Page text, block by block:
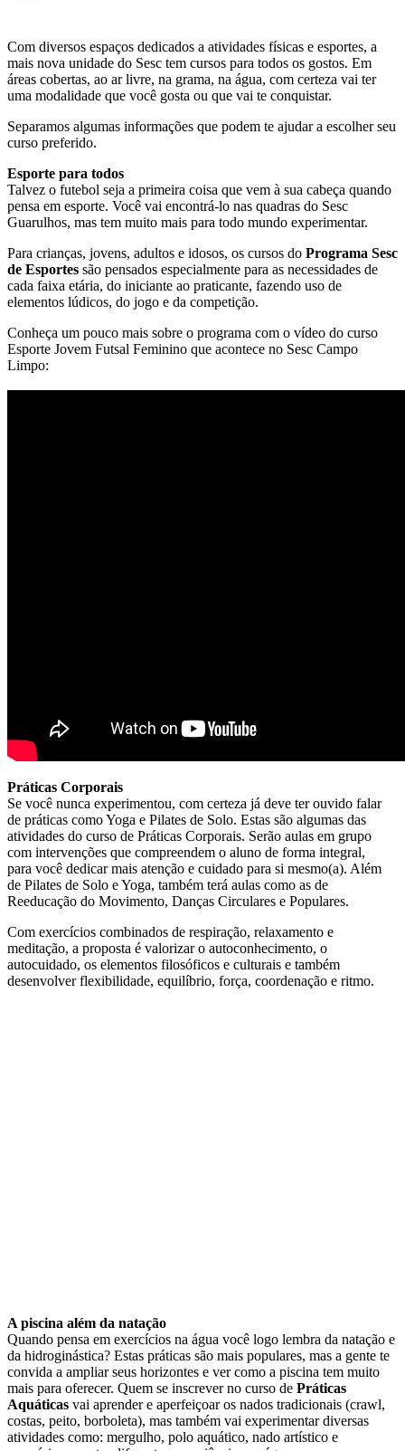
Com diversos espaços dedicados a atividades físicas e esportes, a
mais nova unidade do Sesc tem cursos para todos os gostos. Em
áreas cobertas, ao ar livre, na grama, na água, com certeza vai ter
uma modalidade que você gosta ou que vai te conquistar.
Separamos algumas informações que podem te ajudar a escolher seu
curso preferido.
Esporte para todos
Talvez o futebol seja a primeira coisa que vem à sua cabeça quando
pensa em esporte. Você vai encontrá-lo nas quadras do Sesc
Guarulhos, mas tem muito mais para todo mundo experimentar.
Para crianças, jovens, adultos e idosos, os cursos do Programa Sesc
de Esportes são pensados especialmente para as necessidades de
cada faixa etária, do iniciante ao praticante, fazendo uso de
elementos lúdicos, do jogo e da competição.
Conheça um pouco mais sobre o programa com o vídeo do curso
Esporte Jovem Futsal Feminino que acontece no Sesc Campo
Limpo:
Práticas Corporais
Se você nunca experimentou, com certeza já deve ter ouvido falar
de práticas como Yoga e Pilates de Solo. Estas são algumas das
atividades do curso de Práticas Corporais. Serão aulas em grupo
com intervenções que compreendem o aluno de forma integral,
para você dedicar mais atenção e cuidado para si mesmo(a). Além
de Pilates de Solo e Yoga, também terá aulas como as de
Reeducação do Movimento, Danças Circulares e Populares.
Com exercícios combinados de respiração, relaxamento e
meditação, a proposta é valorizar o autoconhecimento, o
autocuidado, os elementos filosóficos e culturais e também
desenvolver flexibilidade, equilíbrio, força, coordenação e ritmo.
A piscina além da natação
Quando pensa em exercícios na água você logo lembra da natação e
da hidroginástica? Estas práticas são mais populares, mas a gente te
convida a ampliar seus horizontes e ver como a piscina tem muito
mais para oferecer. Quem se inscrever no curso de Práticas
Aquáticas vai aprender e aperfeiçoar os nados tradicionais (crawl,
costas, peito, borboleta), mas também vai experimentar diversas
atividades como: mergulho, polo aquático, nado artístico e